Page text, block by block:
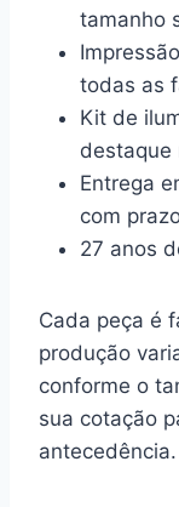
tamanho
todas as
Kit de
destaque
Entrega
com
27 anos
Cada peça é
produção
conforme o
sua cotação
antecedência.